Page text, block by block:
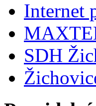
Internet
SDH